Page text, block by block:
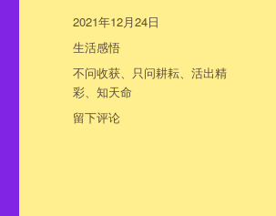
发
布
于
2021年12月24日
分
类
生活感悟
标
签
不问收获、 只问耕耘、活出精
彩、知天命
于
留下评论